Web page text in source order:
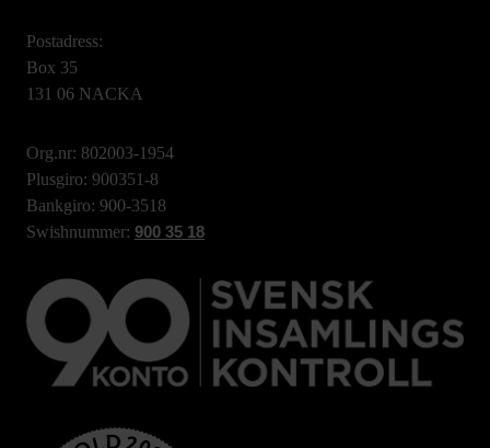
Postadress:
Box 35
131 06 NACKA
Org.nr: 802003-1954
Plusgiro: 900351-8
Bankgiro: 900-3518
Swishnummer: 900 35 18